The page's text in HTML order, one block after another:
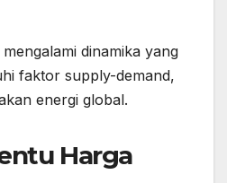
dinamika yang
faktor supply-demand,
energi global.
Harga